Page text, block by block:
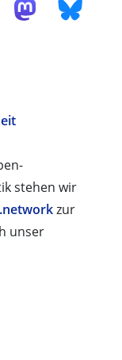
stehen wir
zur
unser